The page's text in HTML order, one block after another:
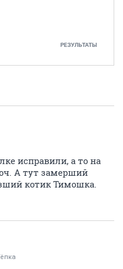
РЕЗУЛЬТАТЫ
исправили, а то на
А тут замерший
котик Тимошка.